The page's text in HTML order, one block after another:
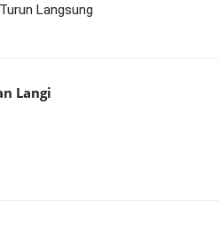
Langsung
Langi